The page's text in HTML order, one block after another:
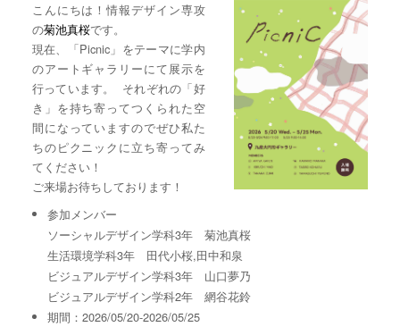
こんにちは！情報デザイン専攻
の菊池真桜です。
現在、「Picnic」をテーマに学内
のアートギャラリーにて展示を
行っています。 それぞれの「好
き」を持ち寄ってつくられた空
間になっていますのでぜひ私た
ちのピクニックに立ち寄ってみ
てください！
ご来場お待ちしております！
参加メンバー
ソーシャルデザイン学科3年 菊池真桜
生活環境学科3年 田代小桜,田中和泉
ビジュアルデザイン学科3年 山口夢乃
ビジュアルデザイン学科2年 網谷花鈴
期間：2026/05/20-2026/05/25